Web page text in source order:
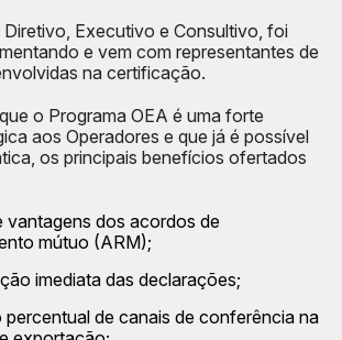
Diretivo, Executivo e Consultivo, foi
e vem com representantes de
na certificação.
o Programa OEA é uma forte
aos Operadores e que já é possível
os principais benefícios ofertados
vantagens dos acordos de
mútuo (ARM);
imediata das declarações;
percentual de canais de conferência na